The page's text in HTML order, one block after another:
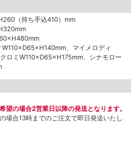
（持ち手込410）mm
、マイメロディ
ロミW110×D65×H175mm、シナモロー
望の場合2営業日以降の発送となります。
場合13時までのご注文で即日発送いたし